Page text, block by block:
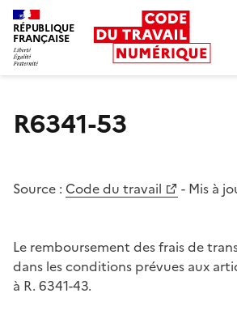
RÉPUBLIQUE
FRANÇAISE
R6341-53
Source : Code du travail - Mis à
Le remboursement des frais de
dans les conditions prévues aux
à R. 6341-43.